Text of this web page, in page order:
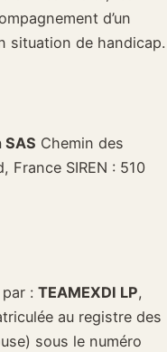
d’un
situation de handicap.
Chemin des
France SIREN : 510
: TEAMEXDI LP,
au registre des
sous le numéro